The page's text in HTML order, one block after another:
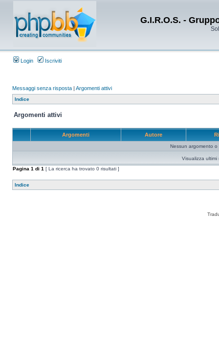
G.I.R.O.S. -
Login Iscriviti
Messaggi senza risposta | Argomenti attivi
Indice
Argomenti attivi
Argomenti Autore
Nessun argomento o
Visualizza ultimi
Pagina 1 di 1 [ La ricerca ha trovato 0 risultati ]
Indice